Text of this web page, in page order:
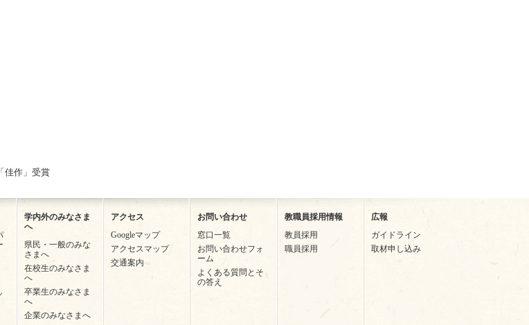
佳作」受賞
学内外のみなさま
へ
県民・一般のみな
さまへ
在校生のみなさま
へ
卒業生のみなさま
へ
企業のみなさまへ
アクセス
Googleマップ
アクセスマップ
交通案内
お問い合わせ
窓口一覧
お問い合わせフォ
ーム
よくある質問とそ
の答え
教職員採用情報
教員採用
職員採用
広報
ガイドライン
取材申し込み